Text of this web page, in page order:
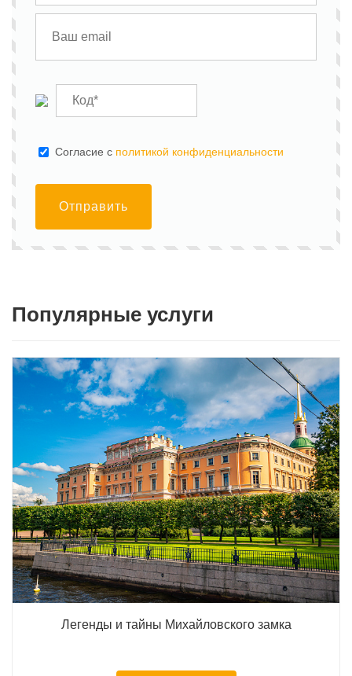
Cогласие с политикой конфиденциальности
Отправить
Популярные услуги
Легенды и тайны Михайловского замка